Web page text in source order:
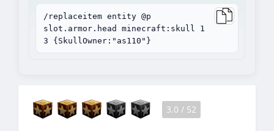
/replaceitem entity @p
slot.armor.head minecraft:skull 1
3 {SkullOwner:"as110"}
3.0 / 52